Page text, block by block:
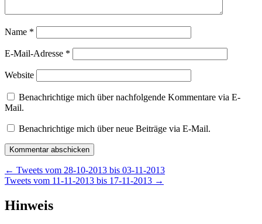
Name *
E-Mail-Adresse *
Website
Benachrichtige mich über nachfolgende Kommentare via E-
Mail.
Benachrichtige mich über neue Beiträge via E-Mail.
Beitragsnavigation
← Tweets vom 28-10-2013 bis 03-11-2013
Tweets vom 11-11-2013 bis 17-11-2013 →
Widgets
Hinweis